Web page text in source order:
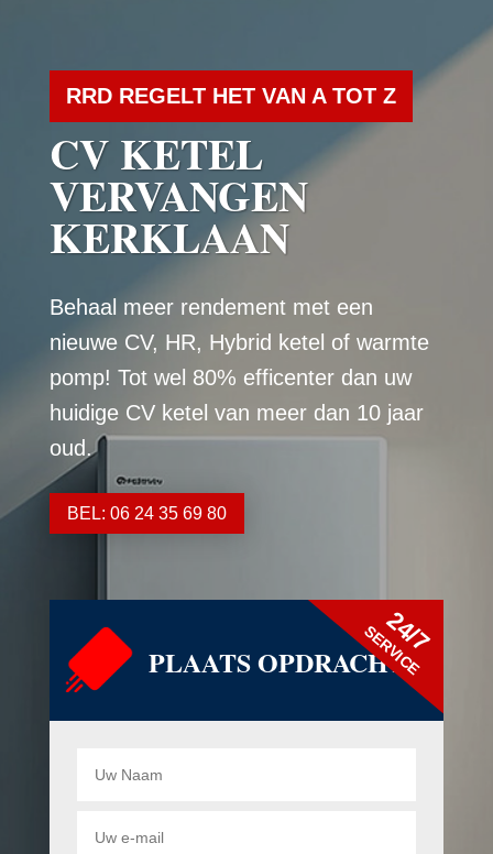
RRD REGELT HET VAN A TOT Z
CV KETEL
VERVANGEN
KERKLAAN
Behaal meer rendement met een
nieuwe CV, HR, Hybrid ketel of warmte
pomp! Tot wel 80% efficenter dan uw
huidige CV ketel van meer dan 10 jaar
oud.
BEL: 06 24 35 69 80
PLAATS OPDRACHT
24/7
SERVICE